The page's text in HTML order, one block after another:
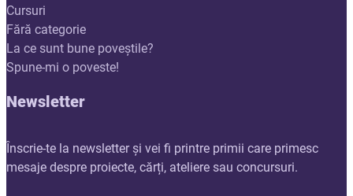
Cursuri
Fără categorie
La ce sunt bune poveștile?
Spune-mi o poveste!
Newsletter
Înscrie-te la newsletter și vei fi printre primii care primesc
mesaje despre proiecte, cărți, ateliere sau concursuri.